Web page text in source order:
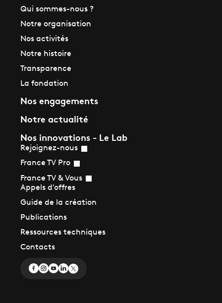
Qui sommes-nous ?
Notre organisation
Nos activités
Notre histoire
Transparence
La fondation
Nos engagements
Notre actualité
Nos innovations - Le Lab
Rejoignez-nous
France TV Pro
France TV & Vous
Appels d'offres
Guide de la création
Publications
Ressources techniques
Contacts